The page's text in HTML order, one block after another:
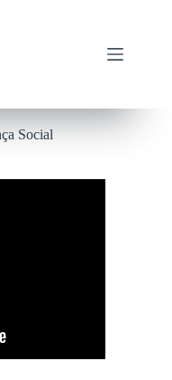
Social